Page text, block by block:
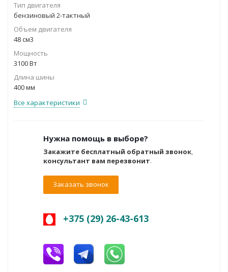
Тип двигателя
бензиновый 2-тактный
Объем двигателя
48 см3
Мощность
3100 Вт
Длина шины
400 мм
Все характеристики
Нужна помощь в выборе?
Закажите бесплатный обратный звонок,
консультант вам перезвонит.
Заказать звонок
+375 (29) 26-43-613